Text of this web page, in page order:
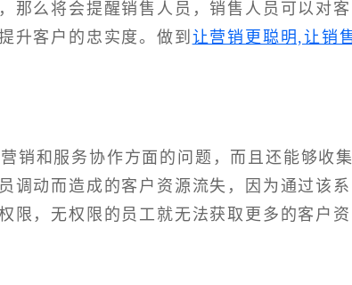
那么将会提醒销售人员，销售人员可以对客
升客户的忠实度。做到 让营销更聪明,让销
销和服务协作方面的问题，而且还能够收
调动而造成的客户资源流失，因为通过该系
限，无权限的员工就无法获取更多的客户资